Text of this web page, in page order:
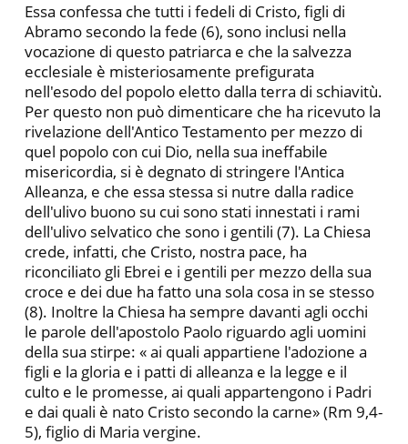
Essa confessa che tutti i fedeli di Cristo, figli di
Abramo secondo la fede (6), sono inclusi nella
vocazione di questo patriarca e che la salvezza
ecclesiale è misteriosamente prefigurata
nell'esodo del popolo eletto dalla terra di schiavitù.
Per questo non può dimenticare che ha ricevuto la
rivelazione dell'Antico Testamento per mezzo di
quel popolo con cui Dio, nella sua ineffabile
misericordia, si è degnato di stringere l'Antica
Alleanza, e che essa stessa si nutre dalla radice
dell'ulivo buono su cui sono stati innestati i rami
dell'ulivo selvatico che sono i gentili (7). La Chiesa
crede, infatti, che Cristo, nostra pace, ha
riconciliato gli Ebrei e i gentili per mezzo della sua
croce e dei due ha fatto una sola cosa in se stesso
(8). Inoltre la Chiesa ha sempre davanti agli occhi
le parole dell'apostolo Paolo riguardo agli uomini
della sua stirpe: « ai quali appartiene l'adozione a
figli e la gloria e i patti di alleanza e la legge e il
culto e le promesse, ai quali appartengono i Padri
e dai quali è nato Cristo secondo la carne» (Rm 9,4-
5), figlio di Maria vergine.